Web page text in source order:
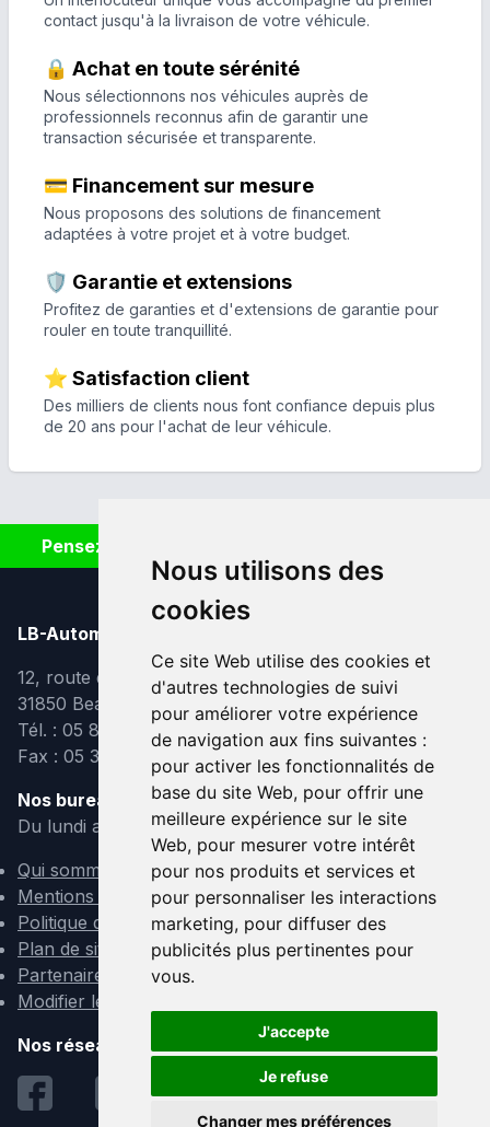
Nous utilisons des
cookies
Ce site Web utilise des cookies et
d'autres technologies de suivi
pour améliorer votre expérience
de navigation aux fins suivantes :
pour activer les fonctionnalités de
base du site Web, pour offrir une
meilleure expérience sur le site
Web, pour mesurer votre intérêt
pour nos produits et services et
pour personnaliser les interactions
marketing, pour diffuser des
publicités plus pertinentes pour
vous.
J'accepte
Je refuse
Changer mes préférences
contact jusqu'à la livraison de votre véhicule.
🔒 Achat en toute sérénité
Nous sélectionnons nos véhicules auprès de
professionnels reconnus afin de garantir une
transaction sécurisée et transparente.
💳 Financement sur mesure
Nous proposons des solutions de financement
adaptées à votre projet et à votre budget.
🛡️ Garantie et extensions
Profitez de garanties et d'extensions de garantie pour
rouler en toute tranquillité.
⭐ Satisfaction client
Des milliers de clients nous font confiance depuis plus
de 20 ans pour l'achat de leur véhicule.
Pensez à covoiturer #SeDéplacerMoinsPolluer
LB-Automobiles.com
12, route de Lavaur
31850 Beaupuy
Tél. : 05 82 95 39 40
Fax : 05 31 08 10 91
Nos bureaux sont ouverts :
Du lundi au vendredi de 9h à 12h et de 14h à 18h
Qui sommes-nous ?
Mentions légales
Politique de confidentialité
Plan de site
Partenaires
Modifier les cookies
Nos réseaux sociaux :